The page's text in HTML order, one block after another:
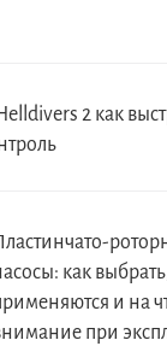
2 как
как
и на
при